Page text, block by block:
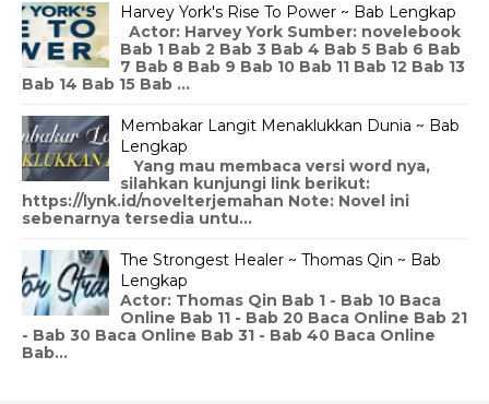
Harvey York's Rise To Power ~ Bab Lengkap
Actor: Harvey York Sumber: novelebook
Bab 1 Bab 2 Bab 3 Bab 4 Bab 5 Bab 6 Bab
7 Bab 8 Bab 9 Bab 10 Bab 11 Bab 12 Bab 13
Bab 14 Bab 15 Bab ...
Membakar Langit Menaklukkan Dunia ~ Bab
Lengkap
Yang mau membaca versi word nya,
silahkan kunjungi link berikut:
https://lynk.id/novelterjemahan Note: Novel ini
sebenarnya tersedia untu...
The Strongest Healer ~ Thomas Qin ~ Bab
Lengkap
Actor: Thomas Qin Bab 1 - Bab 10 Baca
Online Bab 11 - Bab 20 Baca Online Bab 21
- Bab 30 Baca Online Bab 31 - Bab 40 Baca Online
Bab...